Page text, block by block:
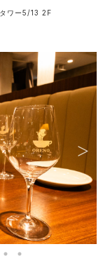
ワー5/13 2F